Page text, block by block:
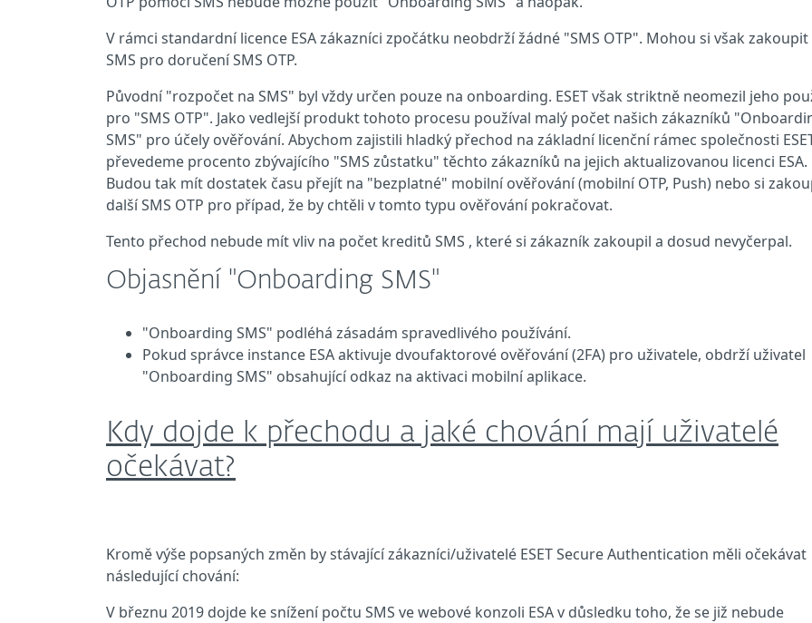
V rámci standardní licence ESA zákazníci zpočátku neobdrží žádné "SMS OTP". Mohou si však
SMS pro doručení SMS OTP.
Původní "rozpočet na SMS" byl vždy určen pouze na onboarding. ESET však striktně neomezil jeho
pro "SMS OTP". Jako vedlejší produkt tohoto procesu používal malý počet našich zákazníků
SMS" pro účely ověřování. Abychom zajistili hladký přechod na základní licenční rámec společnosti
převedeme procento zbývajícího "SMS zůstatku" těchto zákazníků na jejich aktualizovanou licenci ESA.
Budou tak mít dostatek času přejít na "bezplatné" mobilní ověřování (mobilní OTP, Push) nebo si
další SMS OTP pro případ, že by chtěli v tomto typu ověřování pokračovat.
Tento přechod nebude mít vliv na počet kreditů SMS , které si zákazník zakoupil a dosud nevyčerpal.
Objasnění "Onboarding SMS"
"Onboarding SMS" podléhá zásadám spravedlivého používání.
Pokud správce instance ESA aktivuje dvoufaktorové ověřování (2FA) pro uživatele, obdrží uživatel
"Onboarding SMS" obsahující odkaz na aktivaci mobilní aplikace.
Kdy dojde k přechodu a jaké chování mají uživatelé
očekávat?
Kromě výše popsaných změn by stávající zákazníci/uživatelé ESET Secure Authentication měli očekávat
následující chování:
V březnu 2019 dojde ke snížení počtu SMS ve webové konzoli ESA v důsledku toho, že se již nebude